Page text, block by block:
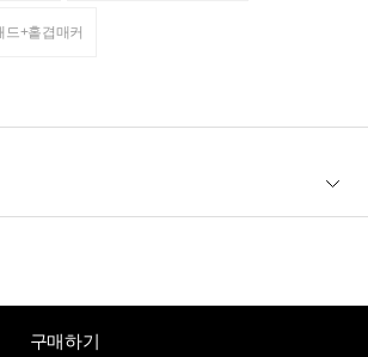
드+홑겹매커
구매하기